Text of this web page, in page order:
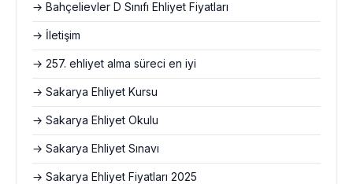
→ Bahçelievler D Sınıfı Ehliyet Fiyatları
→ İletişim
→ 257. ehliyet alma süreci en iyi
→ Sakarya Ehliyet Kursu
→ Sakarya Ehliyet Okulu
→ Sakarya Ehliyet Sınavı
→ Sakarya Ehliyet Fiyatları 2025